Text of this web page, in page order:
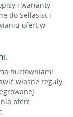
i warianty
do Sellasist i
ofert w
hurtowniami
własne reguły
ofert